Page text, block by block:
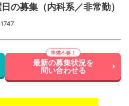
の募集（内科系／非常勤）
最新の募集状況を
問い合わせる